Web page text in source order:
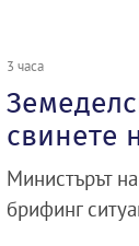
3 часа
свинете
Министърът
брифинг